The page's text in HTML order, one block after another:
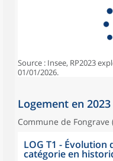
Source : Insee, RP2023
01/01/2026.
Logement en 2023
Commune de Fongrave
LOG T1 -
catégorie en